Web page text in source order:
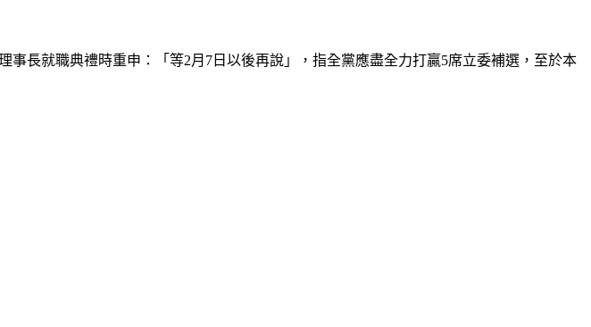
長就職典禮時重申：「等2月7日以後再說」，指全黨應盡全力打贏5席立委補選，至於本